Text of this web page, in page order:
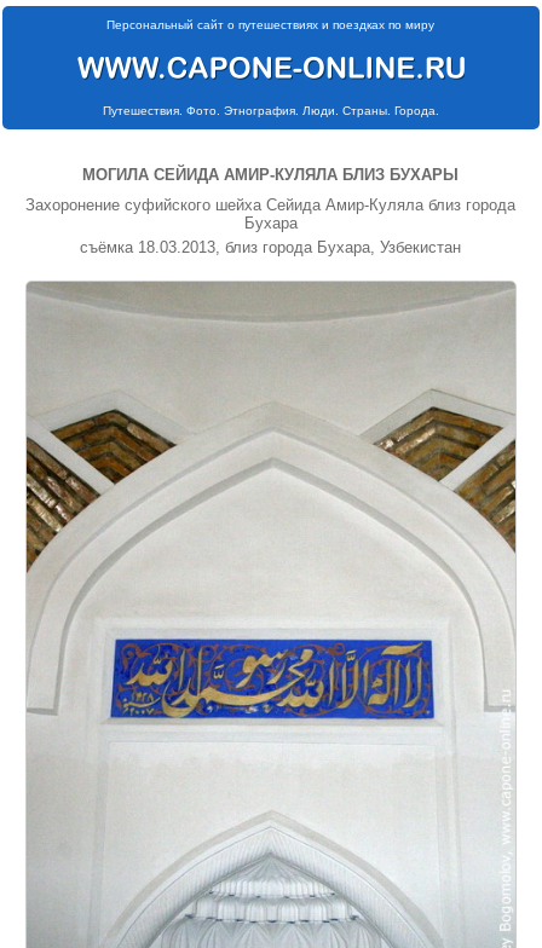
Персональный сайт о путешествиях и поездках по миру
Путешествия. Фото. Этнография. Люди. Страны. Города.
МОГИЛА СЕЙИДА АМИР-КУЛЯЛА БЛИЗ БУХАРЫ
Захоронение суфийского шейха Сейида Амир-Куляла близ города
Бухара
съёмка 18.03.2013, близ города Бухара, Узбекистан